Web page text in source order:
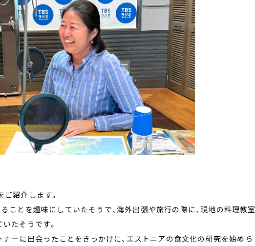
紹介します。
ことを趣味にしていたそうで、海外出張や旅行の際に、現地の料理教室
たそうです。
ーに出会ったことをきっかけに、エストニアの食文化の研究を始めら